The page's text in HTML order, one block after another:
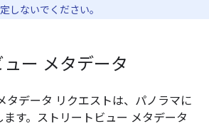
しないでください。
ー メタデータ
タデータ リクエストは、パノラマに
す。ストリートビュー メタデータ